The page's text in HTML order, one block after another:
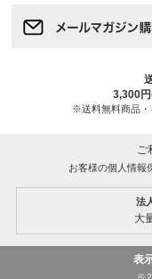
3,300
※送料無料商品・
ご
お客様の個人情報
法
大
表